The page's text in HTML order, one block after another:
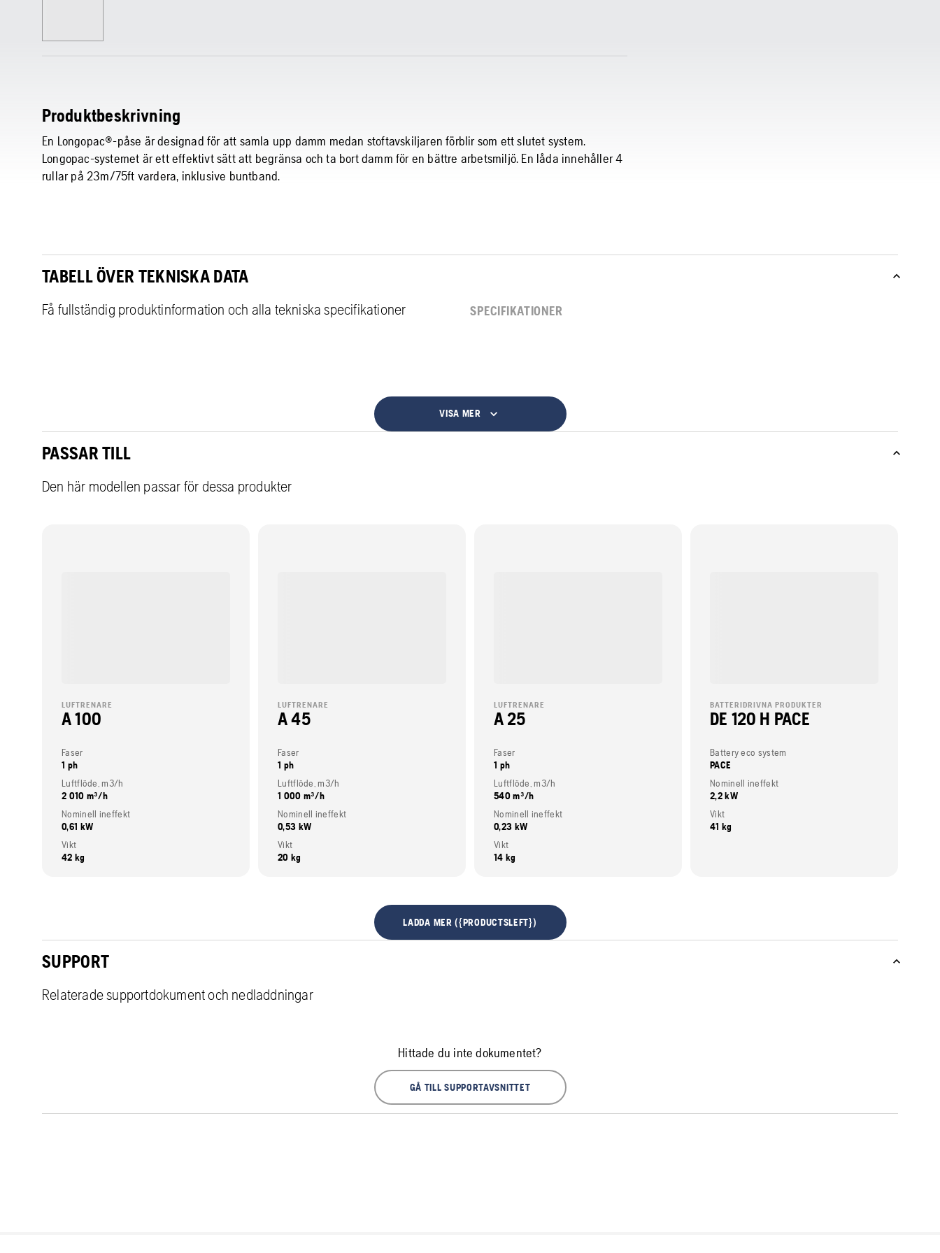
Produktbeskrivning
En Longopac®-påse är designad för att samla upp damm medan stoftavskiljaren förblir som ett slutet system.
Longopac-systemet är ett effektivt sätt att begränsa och ta bort damm för en bättre arbetsmiljö. En låda innehåller 4
rullar på 23m/75ft vardera, inklusive buntband.
TABELL ÖVER TEKNISKA DATA
Få fullständig produktinformation och alla tekniska specifikationer SPECIFIKATIONER
VISA MER
PASSAR TILL
Den här modellen passar för dessa produkter
LUFTRENARE
A 100
Faser
1 ph
Luftflöde, m3/h
2 010 m³/h
Nominell ineffekt
0,61 kW
Vikt
42 kg
LUFTRENARE
A 45
Faser
1 ph
Luftflöde, m3/h
1 000 m³/h
Nominell ineffekt
0,53 kW
Vikt
20 kg
LUFTRENARE
A 25
Faser
1 ph
Luftflöde, m3/h
540 m³/h
Nominell ineffekt
0,23 kW
Vikt
14 kg
BATTERIDRIVNA PRODUKTER
DE 120 H PACE
Battery eco system
PACE
Nominell ineffekt
2,2 kW
Vikt
41 kg
LADDA MER ({PRODUCTSLEFT})
SUPPORT
Relaterade supportdokument och nedladdningar
Hittade du inte dokumentet?
GÅ TILL SUPPORTAVSNITTET